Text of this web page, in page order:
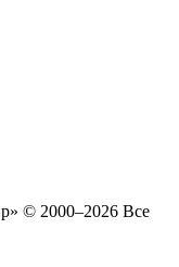
© 2000‒2026 Все